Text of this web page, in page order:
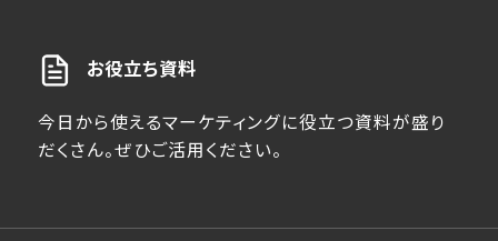
お役立ち資料
今日から使えるマーケティングに役立つ資料が盛り
だくさん。ぜひご活用ください。